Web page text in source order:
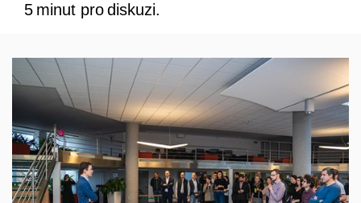
5 minut pro diskuzi.